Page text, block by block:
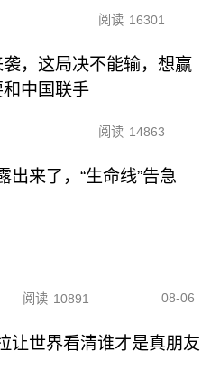
阅读 16301
袭，这局决不能输，想赢
中国联手
阅读 14863
来了，“生命线”告急
阅读 10891 08-06
让世界看清谁才是真朋友